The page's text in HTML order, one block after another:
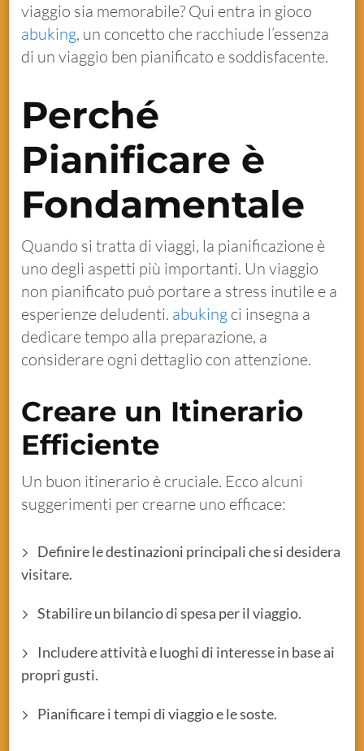
viaggio sia memorabile? Qui entra in gioco
abuking, un concetto che racchiude l’essenza
di un viaggio ben pianificato e soddisfacente.
Perché
Pianificare è
Fondamentale
Quando si tratta di viaggi, la pianificazione è
uno degli aspetti più importanti. Un viaggio
non pianificato può portare a stress inutile e a
esperienze deludenti. abuking ci insegna a
dedicare tempo alla preparazione, a
considerare ogni dettaglio con attenzione.
Creare un Itinerario
Efficiente
Un buon itinerario è cruciale. Ecco alcuni
suggerimenti per crearne uno efficace:
Definire le destinazioni principali che si desidera
visitare.
Stabilire un bilancio di spesa per il viaggio.
Includere attività e luoghi di interesse in base ai
propri gusti.
Pianificare i tempi di viaggio e le soste.